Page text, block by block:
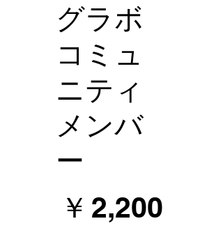
グラボ
コミュ
ニティ
メンバ
ー
￥ 2,200